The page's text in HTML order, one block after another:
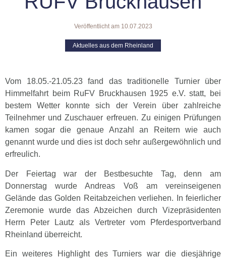
Veröffentlicht am 10.07.2023
Aktuelles aus dem Rheinland
Vom 18.05.-21.05.23 fand das traditionelle Turnier über
Himmelfahrt beim RuFV Bruckhausen 1925 e.V. statt, bei
bestem Wetter konnte sich der Verein über zahlreiche
Teilnehmer und Zuschauer erfreuen. Zu einigen Prüfungen
kamen sogar die genaue Anzahl an Reitern wie auch
genannt wurde und dies ist doch sehr außergewöhnlich und
erfreulich.
Der Feiertag war der Bestbesuchte Tag, denn am
Donnerstag wurde Andreas Voß am vereinseigenen
Gelände das Golden Reitabzeichen verliehen. In feierlicher
Zeremonie wurde das Abzeichen durch Vizepräsidenten
Herrn Peter Lautz als Vertreter vom Pferdesportverband
Rheinland überreicht.
Ein weiteres Highlight des Turniers war die diesjährige